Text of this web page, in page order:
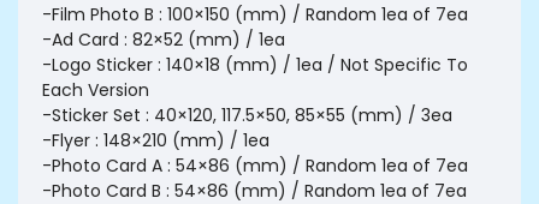
-Film Photo B : 100×150 (mm) / Random 1ea of 7ea
-Ad Card : 82×52 (mm) / 1ea
-Logo Sticker : 140×18 (mm) / 1ea / Not Specific To
Each Version
-Sticker Set : 40×120, 117.5×50, 85×55 (mm) / 3ea
-Flyer : 148×210 (mm) / 1ea
-Photo Card A : 54×86 (mm) / Random 1ea of 7ea
-Photo Card B : 54×86 (mm) / Random 1ea of 7ea